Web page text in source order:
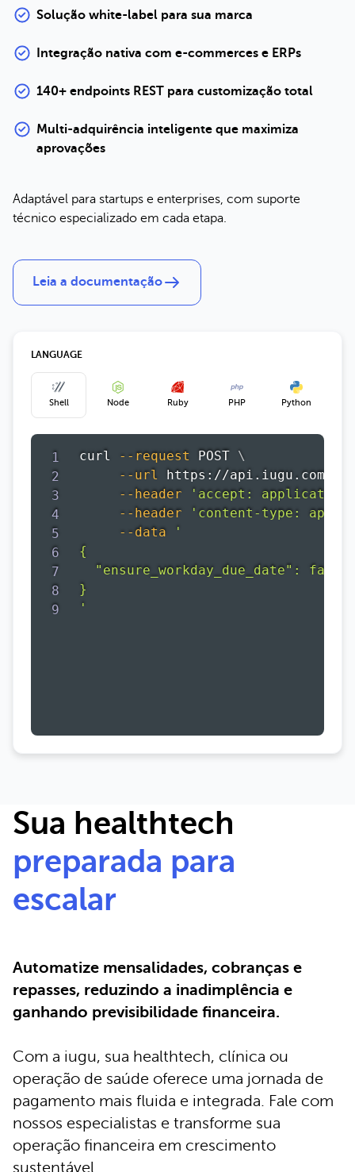
Solução white-label para sua marca
Integração nativa com e-commerces e ERPs
140+ endpoints REST para customização total
Multi-adquirência inteligente que maximiza
aprovações
Adaptável para startups e enterprises, com suporte
técnico especializado em cada etapa.
Leia a documentação
LANGUAGE
Shell Node Ruby PHP Python
curl --request POST \
--url https://api.iugu.com/
--header
'accept:
--header
'content-type:
--data
'
{
  "ensure_workday_due_date": false
}
'
Sua healthtech
preparada para
escalar
Automatize mensalidades, cobranças e
repasses, reduzindo a inadimplência e
ganhando previsibilidade financeira.
Com a iugu, sua healthtech, clínica ou
operação de saúde oferece uma jornada de
pagamento mais fluida e integrada. Fale com
nossos especialistas e transforme sua
operação financeira em crescimento
sustentável.